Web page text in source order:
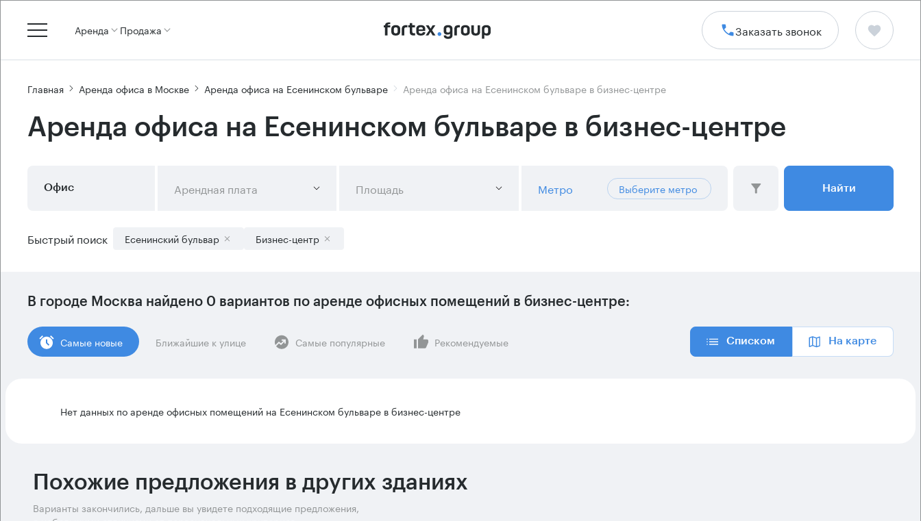
Аренда Продажа Заказать звонок
Главная Аренда офиса в Москве Аренда офиса на Есенинском бульваре Аренда офиса на Есенинском бульваре в бизнес-центре
Аренда офиса на Есенинском бульваре в бизнес-центре
Офис Арендная плата Площадь Метро Выберите метро Найти
Быстрый поиск Есенинский бульвар Бизнес-центр
В городе Москва найдено 0 вариантов по аренде офисных помещений в бизнес-центре:
Cамые новые Ближайшие к улице Самые популярные Рекомендуемые Списком На карте
Нет данных по аренде офисных помещений на Есенинском бульваре в бизнес-центре
Похожие предложения в других зданиях
Варианты закончились, дальше вы увидете подходящие предложения,